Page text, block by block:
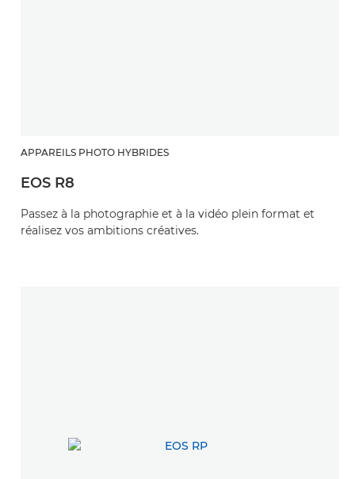
APPAREILS PHOTO HYBRIDES
EOS R8
Passez à la photographie et à la vidéo plein format et
réalisez vos ambitions créatives.